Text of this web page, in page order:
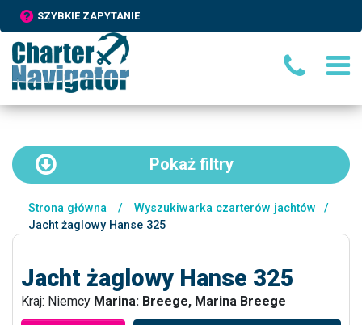
SZYBKIE ZAPYTANIE
Pokaż filtry
Strona główna / Wyszukiwarka czarterów jachtów
/
Jacht żaglowy Hanse 325
Jacht żaglowy Hanse 325
Kraj: Niemcy Marina: Breege, Marina Breege